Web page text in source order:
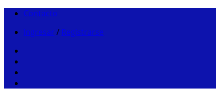
Contacto
Ingresar / Registrarse